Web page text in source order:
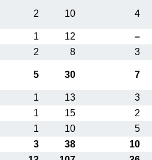
2 10 4
1 12
–
2 8
3
5 30 7
1 13
3
1 15
2
1 10
5
3 38
10